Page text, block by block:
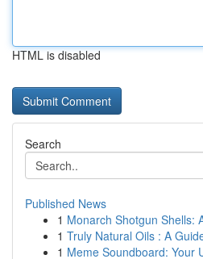
HTML is disabled
Search
Published News
1 Monarch Shotgun Shells:
1 Truly Natural Oils : A
1 Meme Soundboard: Your